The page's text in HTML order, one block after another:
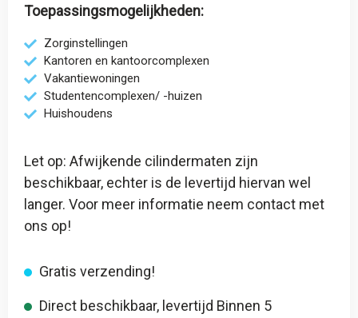
Toepassingsmogelijkheden:
Zorginstellingen
Kantoren en kantoorcomplexen
Vakantiewoningen
Studentencomplexen/ -huizen
Huishoudens
Let op: Afwijkende cilindermaten zijn
beschikbaar, echter is de levertijd hiervan wel
langer. Voor meer informatie neem contact met
ons op!
Gratis verzending!
Direct beschikbaar, levertijd Binnen 5